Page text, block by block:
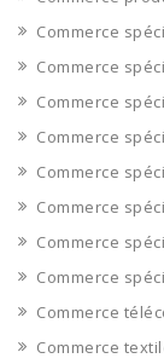
Commerce
Commerce
Commerce
Commerce
Commerce
Commerce
Commerce
Commerce
Commerce
Commerce